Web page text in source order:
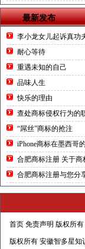
最新发布
李小龙女儿起诉真功
耐心等待
重遇未知的自己
品味人生
快乐的理由
查处商标侵权行为的
“屌丝”商标的抢注
iPhone商标在墨西哥
合肥商标注册 关于商
合肥商标注册与您分
首页 免责声明 版权所有
版权所有 安徽智多星知